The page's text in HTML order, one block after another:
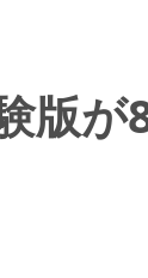
版が